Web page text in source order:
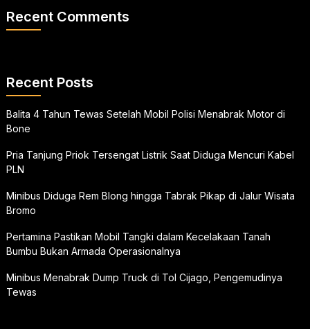
Recent Comments
Recent Posts
Balita 4 Tahun Tewas Setelah Mobil Polisi Menabrak Motor di
Bone
Pria Tanjung Priok Tersengat Listrik Saat Diduga Mencuri Kabel
PLN
Minibus Diduga Rem Blong hingga Tabrak Pikap di Jalur Wisata
Bromo
Pertamina Pastikan Mobil Tangki dalam Kecelakaan Tanah
Bumbu Bukan Armada Operasionalnya
Minibus Menabrak Dump Truck di Tol Cijago, Pengemudinya
Tewas